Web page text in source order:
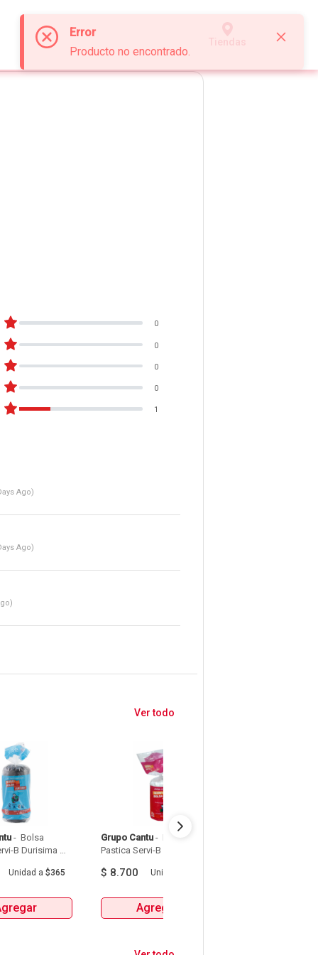
Error
Producto no encontrado.
Tiendas
0
0
0
0
1
Ago)
Ago)
Ver todo
- Bolsa
B Durisima
Unidad a$365
Grupo Cantu - Bolsa
Pastica Servi-B Durisima
40Unds
$ 8.700 Unidad
Agregar